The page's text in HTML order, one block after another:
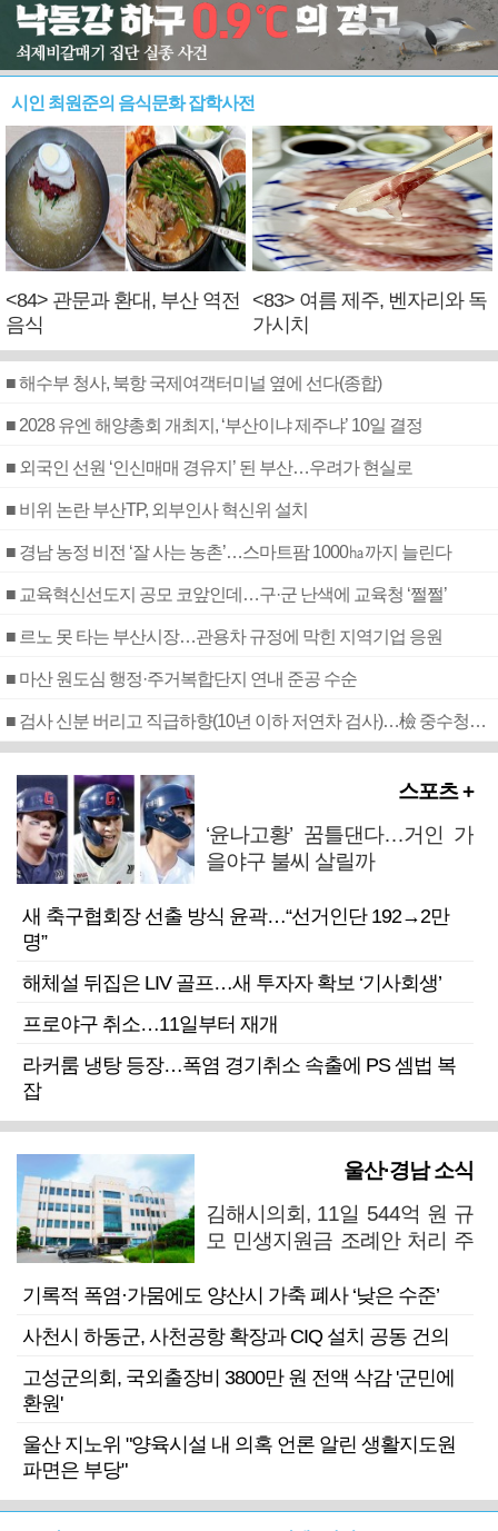
시인 최원준의 음식문화 잡학사전
<84> 관문과 환대, 부산 역전
음식
<83> 여름 제주, 벤자리와 독
가시치
■ 해수부 청사, 북항 국제여객터미널 옆에 선다(종합)
■ 2028 유엔 해양총회 개최지, ‘부산이냐 제주냐’ 10일 결정
■ 외국인 선원 ‘인신매매 경유지’ 된 부산…우려가 현실로
■ 비위 논란 부산TP, 외부인사 혁신위 설치
■ 경남 농정 비전 ‘잘 사는 농촌’…스마트팜 1000㏊까지 늘린다
■ 교육혁신선도지 공모 코앞인데…구·군 난색에 교육청 ‘쩔쩔’
■ 르노 못 타는 부산시장…관용차 규정에 막힌 지역기업 응원
■ 마산 원도심 행정·주거복합단지 연내 준공 수순
■ 검사 신분 버리고 직급하향(10년 이하 저연차 검사)…檢 중수청행 기피
스포츠 +
‘윤나고황’ 꿈틀댄다…거인 가
을야구 불씨 살릴까
새 축구협회장 선출 방식 윤곽…“선거인단 192→2만
명”
해체설 뒤집은 LIV 골프…새 투자자 확보 ‘기사회생’
프로야구 취소…11일부터 재개
라커룸 냉탕 등장…폭염 경기취소 속출에 PS 셈법 복
잡
울산·경남 소식
김해시의회, 11일 544억 원 규
모 민생지원금 조례안 처리 주
기록적 폭염·가뭄에도 양산시 가축 폐사 ‘낮은 수준’
사천시 하동군, 사천공항 확장과 CIQ 설치 공동 건의
고성군의회, 국외출장비 3800만 원 전액 삭감 '군민에
환원'
울산 지노위 "양육시설 내 의혹 언론 알린 생활지도원
파면은 부당"